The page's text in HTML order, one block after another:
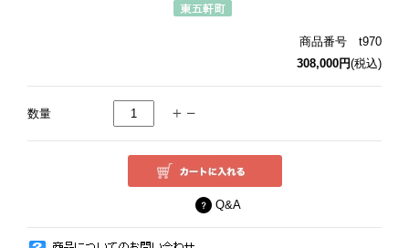
商品番号 t970
308,000円(税込)
数量
Q&A